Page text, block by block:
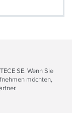
SE. Wenn Sie
möchten,